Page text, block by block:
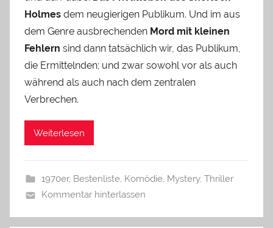
Holmes dem neugierigen Publikum. Und im aus
dem Genre ausbrechenden Mord mit kleinen
Fehlern sind dann tatsächlich wir, das Publikum,
die Ermittelnden; und zwar sowohl vor als auch
während als auch nach dem zentralen
Verbrechen.
Weiterlesen
1970er, Bestenliste, Komödie, Mystery, Thriller
Kommentar hinterlassen